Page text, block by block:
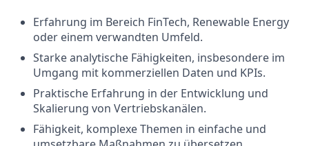
Erfahrung im Bereich FinTech, Renewable Energy
oder einem verwandten Umfeld.
Starke analytische Fähigkeiten, insbesondere im
Umgang mit kommerziellen Daten und KPIs.
Praktische Erfahrung in der Entwicklung und
Skalierung von Vertriebskanälen.
Fähigkeit, komplexe Themen in einfache und